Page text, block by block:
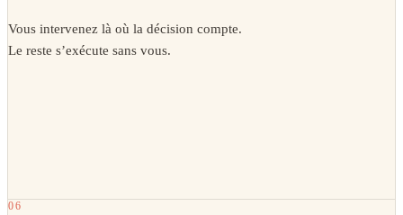
Vous intervenez là où la décision compte.
Le reste s’exécute sans vous.
06